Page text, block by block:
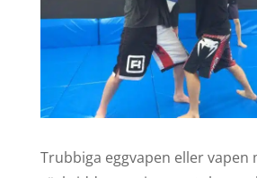
Trubbiga eggvapen eller vapen